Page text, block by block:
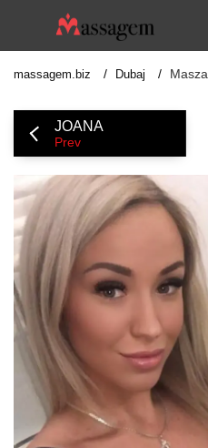
massagem.biz Dubaj Masza
JOANA
Prev